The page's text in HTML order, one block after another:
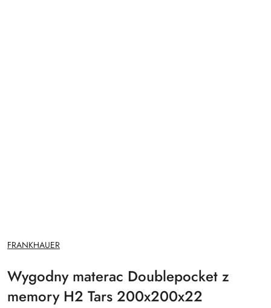
NAZWA
PRODUCENTA:
FRANKHAUER
Wygodny materac Doublepocket z
memory H2 Tars 200x200x22